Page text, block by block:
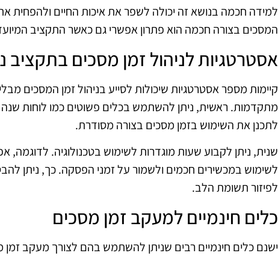
למידה חכמה בנושא זה יכולה לשפר את איכות החיים ולהפחית את
המסכים בצורה חכמה הוא פתרון אפשרי גם כאשר התקציב
אסטרטגיות לניהול זמן מסכים בתקציב
קיימות מספר אסטרטגיות שיכולות לסייע בניהול זמן המסכים
מתקדמות. ראשית, ניתן להשתמש בכלים פשוטים כמו לוחות שנה
לתכנן את השימוש בזמן מסכים בצורה מסודרת.
שנית, ניתן לקבוע שעות מוגדרות לשימוש בטכנולוגיה. לדוגמה,
לשימוש במכשירים חכמים ולשמור על זמני הפסקה. כך, ניתן
לפיזור תשומת הלב.
כלים חינמיים למעקב זמן מסכים